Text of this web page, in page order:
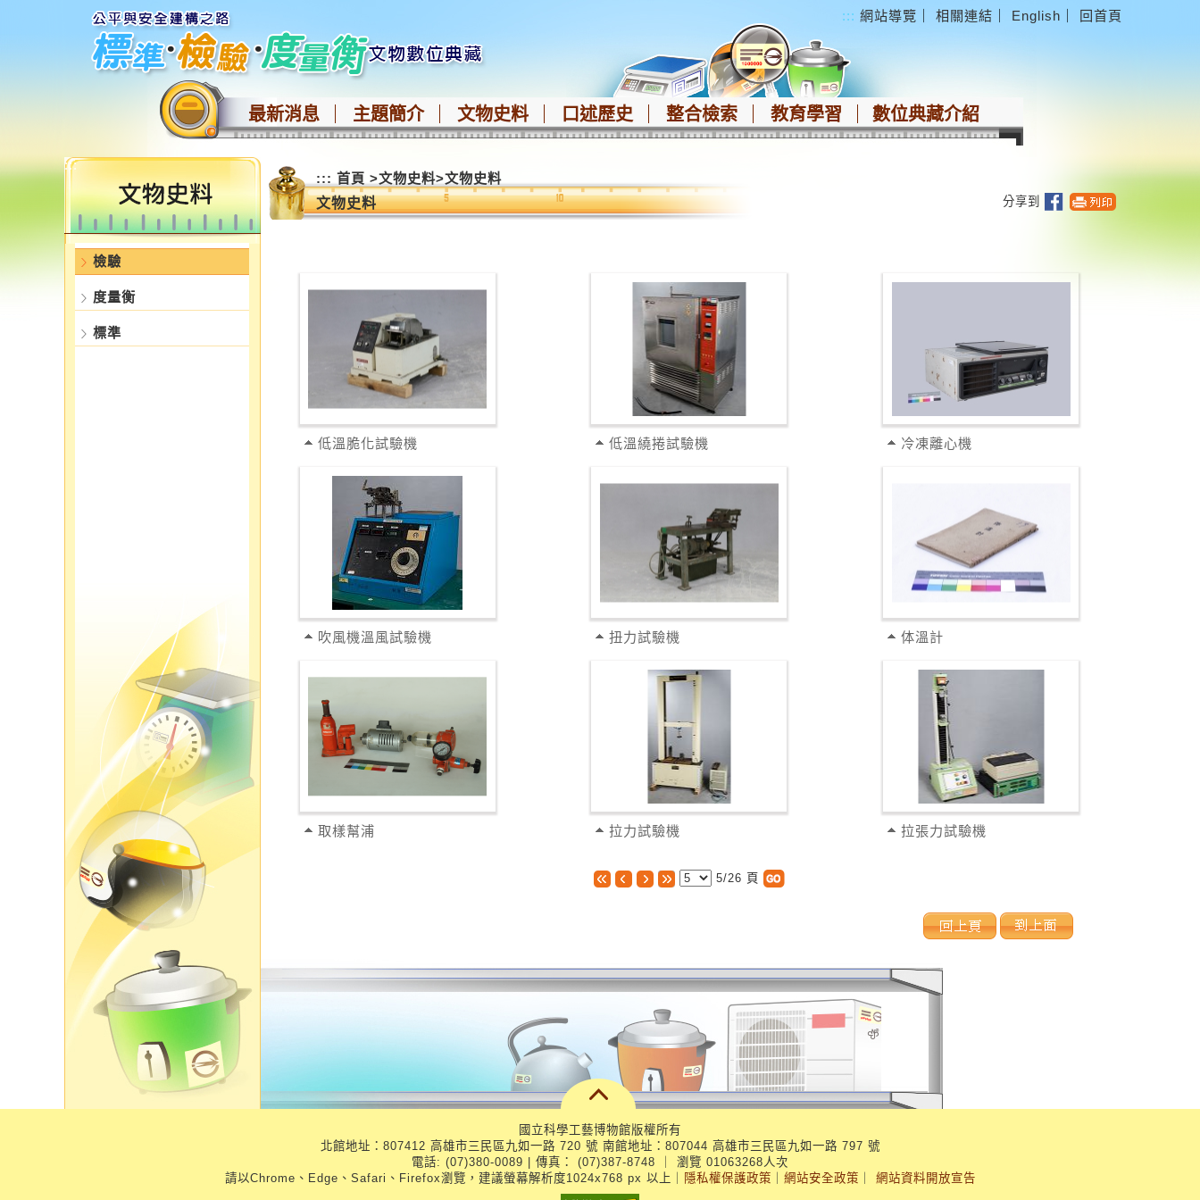
::: 網站導覽 相關連結 English 回首頁
最新消息 主題簡介 文物史料 口述歷史 整合檢索 教育學習 數位典藏介紹
:::
檢驗
度量衡
標準
::: 首頁 >文物史料>文物史料
文物史料
分享到
低溫脆化試驗機 低溫繞捲試驗機 冷凍離心機
吹風機溫風試驗機 扭力試驗機 体溫計
取樣幫浦 拉力試驗機 拉張力試驗機
5/26 頁
國立科學工藝博物館版權所有
北館地址：807412 高雄市三民區九如一路 720 號 南館地址：807044 高雄市三民區九如一路 797 號
電話: (07)380-0089 | 傳真： (07)387-8748
瀏覽 01063268人次
請以Chrome、Edge、Safari、Firefox瀏覽，建議螢幕解析度1024x768 px 以上
隱私權保護政策 網站安全政策 網站資料開放宣告